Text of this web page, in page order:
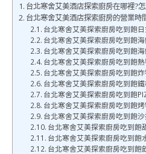
台北寒舍艾美酒店探索廚房在哪裡?
台北寒舍艾美酒店探索廚房的營業時
台北寒舍艾美探索廚房吃到飽
台北寒舍艾美探索廚房吃到飽
台北寒舍艾美探索廚房吃到飽
台北寒舍艾美探索廚房吃到飽
台北寒舍艾美探索廚房吃到飽
台北寒舍艾美探索廚房吃到飽
台北寒舍艾美探索廚房吃到飽
台北寒舍艾美探索廚房吃到飽
台北寒舍艾美探索廚房吃到飽
台北寒舍艾美探索廚房吃到飽
台北寒舍艾美探索廚房吃到飽
台北寒舍艾美探索廚房吃到飽